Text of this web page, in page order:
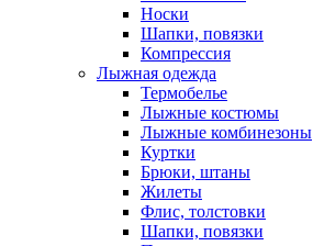
Носки
Шапки, повязки
Компрессия
Лыжная одежда
Термобелье
Лыжные костюмы
Лыжные комбинезоны
Куртки
Брюки, штаны
Жилеты
Флис, толстовки
Шапки, повязки